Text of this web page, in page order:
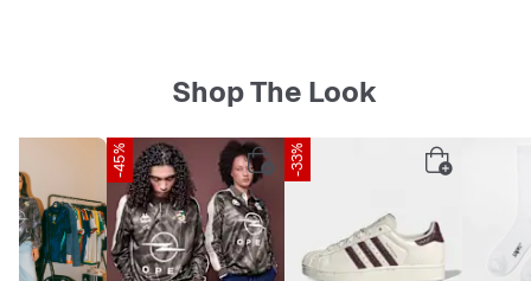
Shop The Look
-45% SNIPES EXCLUSIVE -33%